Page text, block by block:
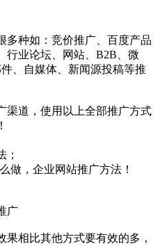
多种如：竞价推广、百度产品
行业论坛、网站、B2B、微
、自媒体、新闻源投稿等推
渠道，使用以上全部推广方式
；
做，企业网站推广方法！
广
相比其他方式要有效的多，